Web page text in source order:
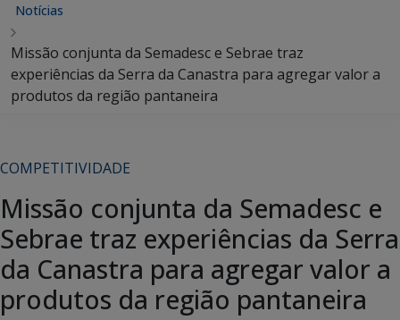
Notícias
Missão conjunta da Semadesc e Sebrae traz
experiências da Serra da Canastra para agregar valor a
produtos da região pantaneira
COMPETITIVIDADE
Missão conjunta da Semadesc e
Sebrae traz experiências da Serra
da Canastra para agregar valor a
produtos da região pantaneira